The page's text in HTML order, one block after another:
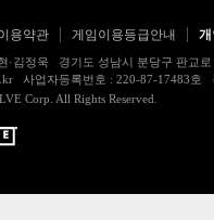
용약관 게임이용등급안내
·김정욱 경기도 성남시 분당구 판교
사업자등록번호 : 220-87-17483
Corp. All Rights Reserved.